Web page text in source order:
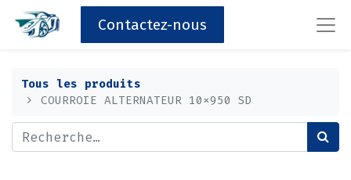
Contactez-nous
Tous les produits
COURROIE ALTERNATEUR 10x950 SD